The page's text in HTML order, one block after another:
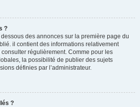
?
des annonces sur la première page du
il contient des informations relativement
régulièrement. Comme pour les
la possibilité de publier des sujets
définies par l’administrateur.
?